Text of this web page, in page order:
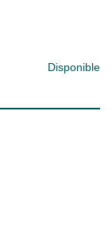
Disponible